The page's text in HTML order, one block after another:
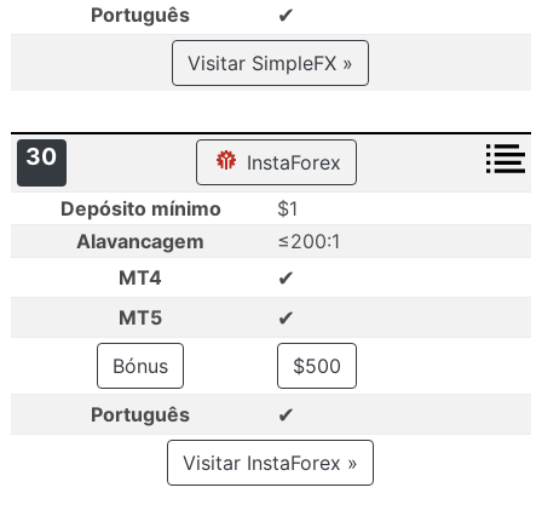
Português ✔
Visitar SimpleFX »
30
InstaForex
Depósito mínimo
$1
Alavancagem
≤200:1
MT4
✔
MT5 ✔
Bónus
$500
Português
✔
Visitar InstaForex »